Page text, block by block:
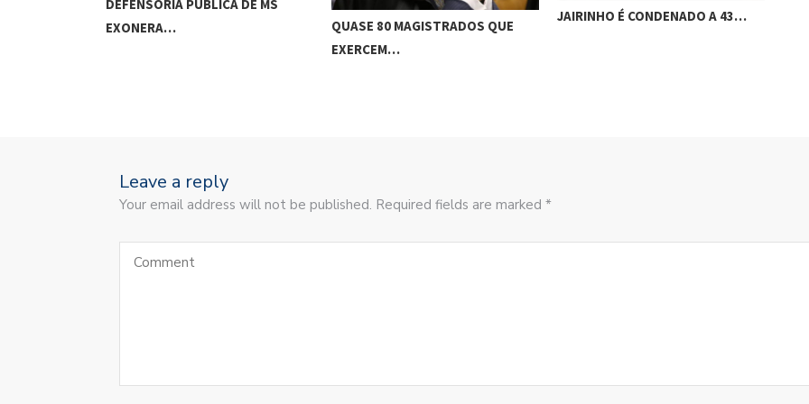
DEFENSORIA PÚBLICA DE MS
EXONERA…
QUASE 80 MAGISTRADOS QUE
EXERCEM…
JAIRINHO É CONDENADO A 43…
Leave a reply
Your email address will not be published. Required fields are marked *